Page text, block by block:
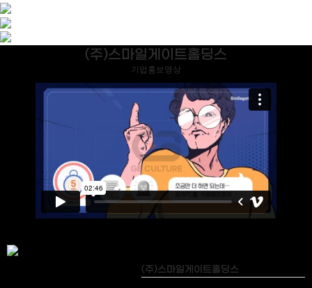
(주)스마일게이트홀딩스
기업홍보영상
(주)스마일게이트홀딩스